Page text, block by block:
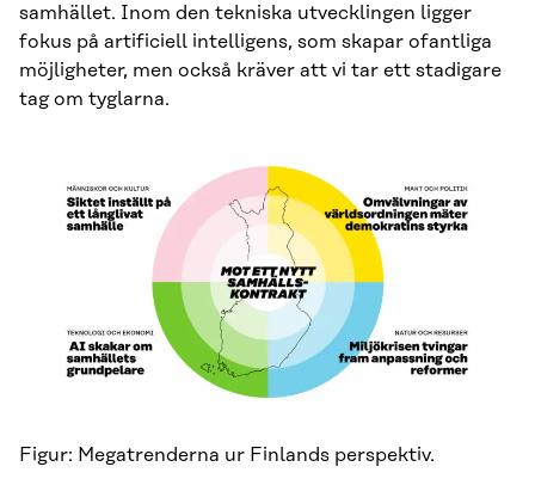
samhället. Inom den tekniska utvecklingen ligger
fokus på artificiell intelligens, som skapar ofantliga
möjligheter, men också kräver att vi tar ett stadigare
tag om tyglarna.
Figur: Megatrenderna ur Finlands perspektiv.